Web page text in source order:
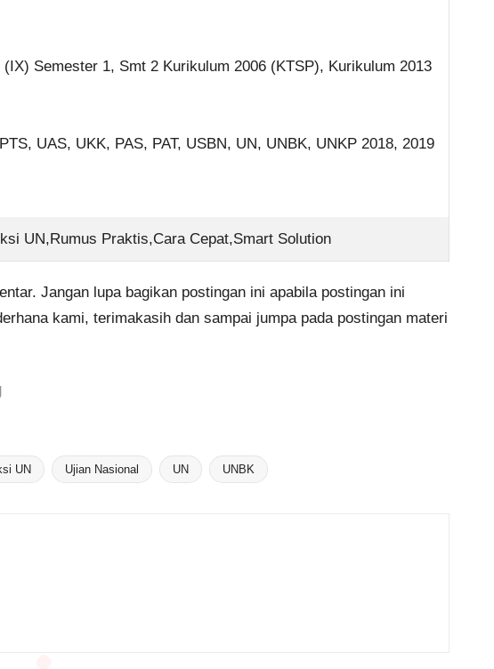
Semester 1, Smt 2 Kurikulum 2006 (KTSP), Kurikulum 2013
UAS, UKK, PAS, PAT, USBN, UN, UNBK, UNKP 2018, 2019
UN,Rumus Praktis,Cara Cepat,Smart Solution
Jangan lupa bagikan postingan ini apabila postingan ini
kami, terimakasih dan sampai jumpa pada postingan materi
UN Ujian Nasional UN UNBK